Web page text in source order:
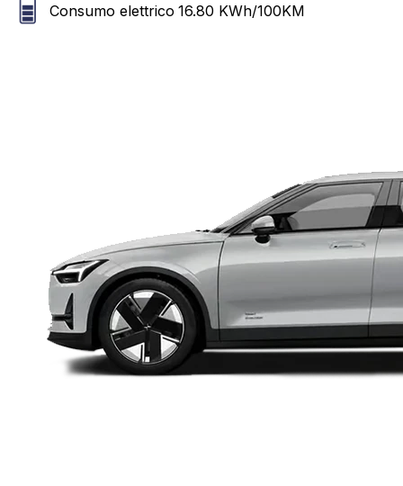
Consumo elettrico 16.80 KWh/100KM